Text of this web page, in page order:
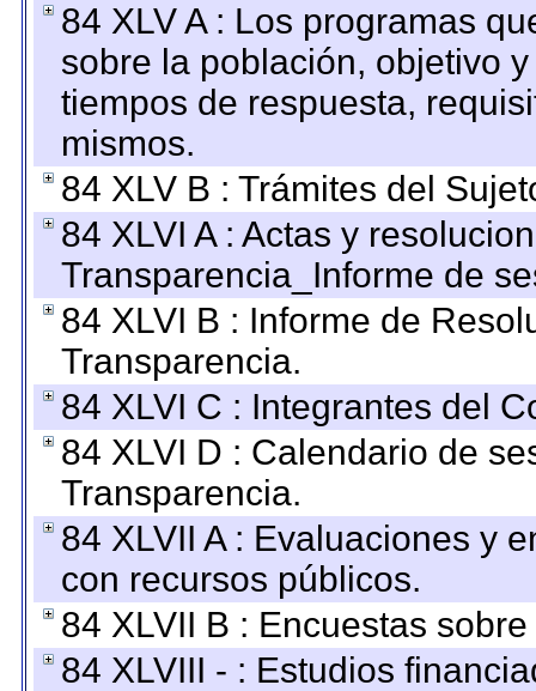
84 XLV A : Los programas
sobre la población, objetivo
tiempos de respuesta,
mismos.
84 XLV B : Trámites del
84 XLVI A : Actas y
Transparencia_Informe de
84 XLVI B : Informe de
Transparencia.
84 XLVI C : Integrantes del
84 XLVI D : Calendario de
Transparencia.
84 XLVII A : Evaluaciones y
con recursos públicos.
84 XLVII B : Encuestas
84 XLVIII - : Estudios